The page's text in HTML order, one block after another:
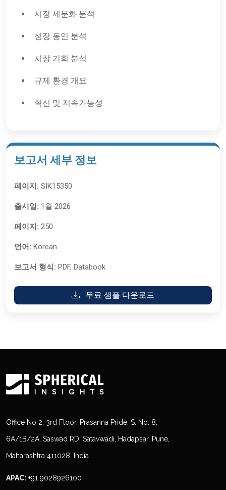
시장 세분화 분석
성장 동인 분석
시장 기회 분석
규제 환경 개요
혁신 및 지속가능성
보고서 세부 정보
페이지: SIK15350
출시일: 1월 2026
페이지: 250
언어: Korean
보고서 형식: PDF, Databook
무료 샘플 다운로드
Office No 2, 3rd Floor, Prasanna Pride, S. No. 8,
6A/1B/2A, Saswad RD, Satavwadi, Hadapsar, Pune,
Maharashtra 411028, India
APAC: +91 9028926100